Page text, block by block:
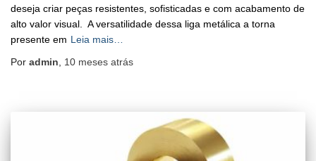
deseja criar peças resistentes, sofisticadas e com acabamento de
alto valor visual. A versatilidade dessa liga metálica a torna
presente em Leia mais…
Por admin, 10 meses atrás